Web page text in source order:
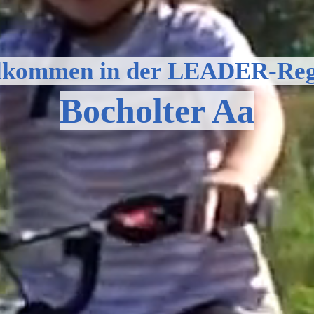
in der LEADER-
Bocholter Aa